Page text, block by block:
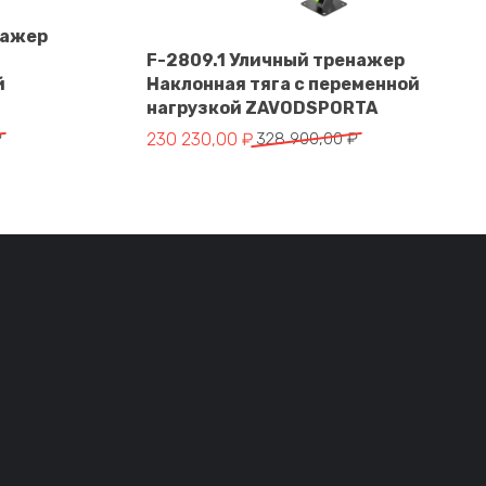
364 550,00 ₽.
В корзину
F-2809.1 Уличный тренажер
Наклонная тяга с переменной
нагрузкой ZAVODSPORTA
328 900,00₽
Первоначальная цена составляла 328
230 230,00 ₽
Текущая цена: 230 230,00 ₽.